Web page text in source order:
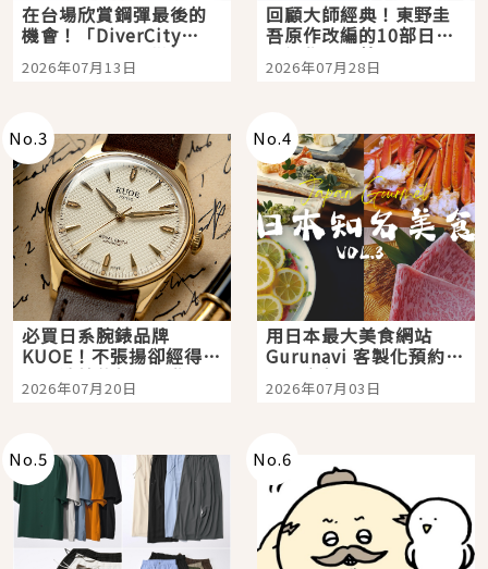
在台場欣賞鋼彈最後的
機會！「DiverCity
Tokyo Plaza」搭船、
購物、美食及夜景，一
2026年07月13日
回顧大師經典！東野圭
吾原作改編的10部日本
影視作品推薦
2026年07月28日
No.3
必買日系腕錶品牌
KUOE！不張揚卻經得起
時間洗鍊的經典之作五
選
2026年07月20日
No.4
用日本最大美食網站
Gurunavi 客製化預約九
大都市餐廳，打造專屬
美食體驗！
2026年07月03日
No.5 No.6